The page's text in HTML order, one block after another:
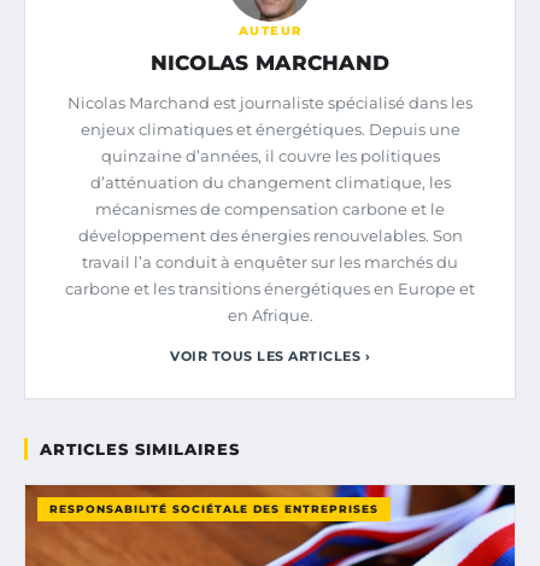
AUTEUR
NICOLAS MARCHAND
Nicolas Marchand est journaliste spécialisé dans les
enjeux climatiques et énergétiques. Depuis une
quinzaine d’années, il couvre les politiques
d’atténuation du changement climatique, les
mécanismes de compensation carbone et le
développement des énergies renouvelables. Son
travail l’a conduit à enquêter sur les marchés du
carbone et les transitions énergétiques en Europe et
en Afrique.
VOIR TOUS LES ARTICLES ›
ARTICLES SIMILAIRES
RESPONSABILITÉ SOCIÉTALE DES ENTREPRISES